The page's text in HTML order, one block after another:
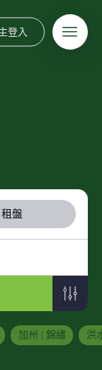
登入
租盤
加州 | 錦繡 洪